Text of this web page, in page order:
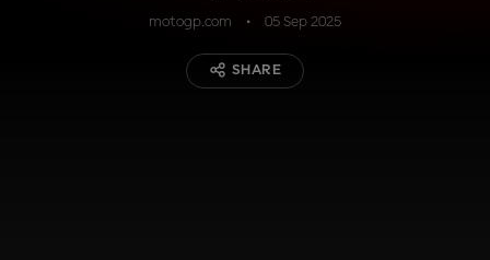
motogp.com 05 Sep 2025
SHARE